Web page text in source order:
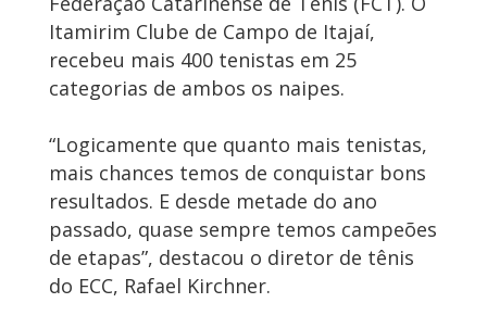
Itamirim Clube de Campo de Itajaí,
recebeu mais 400 tenistas em 25
categorias de ambos os naipes.
“Logicamente que quanto mais tenistas,
mais chances temos de conquistar bons
resultados. E desde metade do ano
passado, quase sempre temos campeões
de etapas”, destacou o diretor de tênis
do ECC, Rafael Kirchner.